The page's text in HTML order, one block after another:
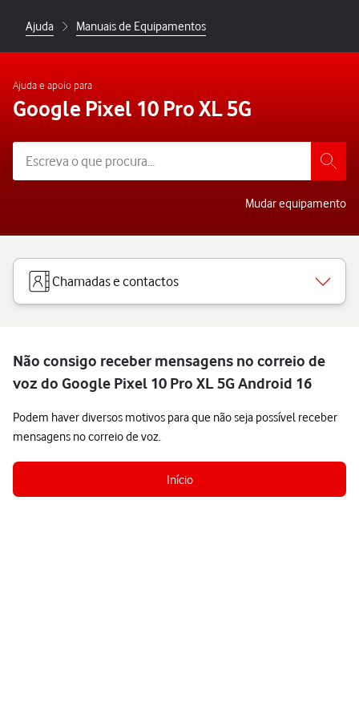
Ajuda Manuais de Equipamentos
Ajuda e apoio para
Google Pixel 10 Pro XL 5G
Mudar equipamento
Chamadas e contactos
Não consigo receber mensagens no correio de
voz do Google Pixel 10 Pro XL 5G Android 16
Podem haver diversos motivos para que não seja possível receber
mensagens no correio de voz.
Início